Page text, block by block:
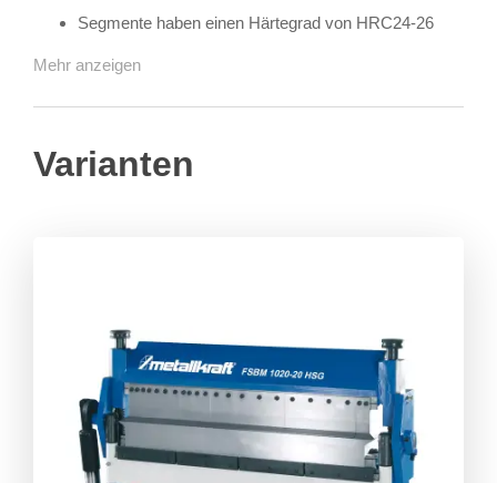
Segmente haben einen Härtegrad von HRC24-26
Mehr anzeigen
Varianten